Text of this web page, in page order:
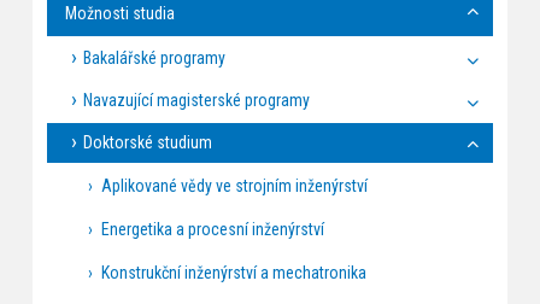
Možnosti studia
Bakalářské programy
Navazující magisterské programy
Doktorské studium
Aplikované vědy ve strojním inženýrství
Energetika a procesní inženýrství
Konstrukční inženýrství a mechatronika